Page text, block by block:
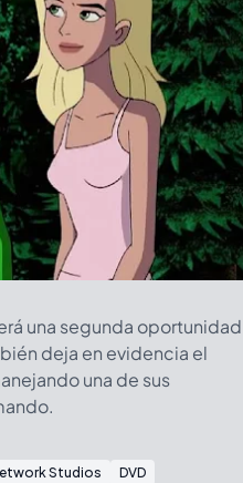
una segunda oportunidad
deja en evidencia el
una de sus
Studios
DVD